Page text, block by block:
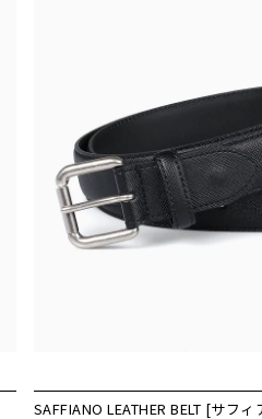
SAFFIANO LEATHER BELT [サフ